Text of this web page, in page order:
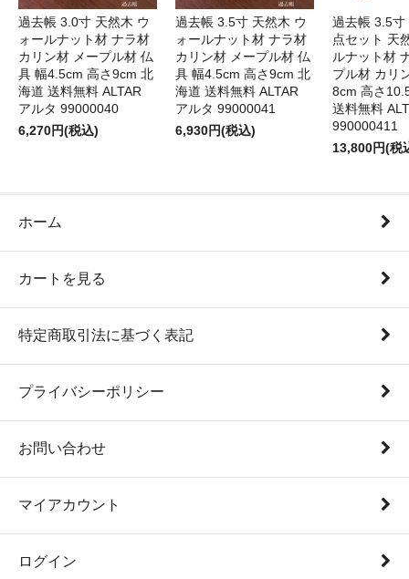
過去帳 3.0寸 天然木 ウ
ォールナット材 ナラ材
カリン材 メープル材 仏
具 幅4.5cm 高さ9cm 北
海道 送料無料 ALTAR
アルタ 99000040
6,270円(税込)
過去帳 3.5寸 天然木 ウ
ォールナット材 ナラ材
カリン材 メープル材 仏
具 幅4.5cm 高さ9cm 北
海道 送料無料 ALTAR
アルタ 99000041
6,930円(税込)
過去帳 3.5寸
点セット 天
ルナット材
プル材 カリ
8cm 高さ
送料無料
990000411
13,800円(税
ホーム
カートを見る
特定商取引法に基づく表記
プライバシーポリシー
お問い合わせ
マイアカウント
ログイン